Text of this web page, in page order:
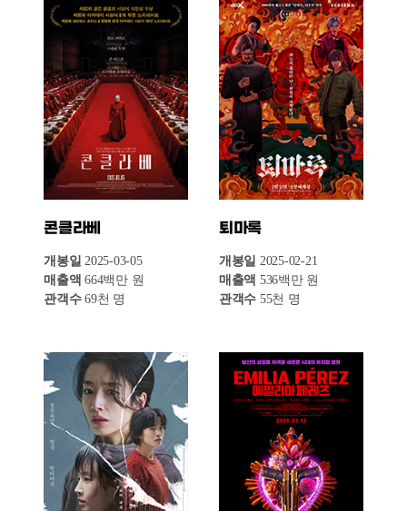
관객수
12천 명
개봉일 2025-03-12
매출액79백만 원
관객수11천 명
2024-11-06
80백만 원
8천 명